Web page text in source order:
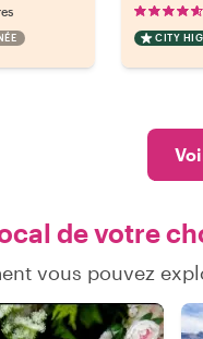
CITY
de votre
vous pouvez